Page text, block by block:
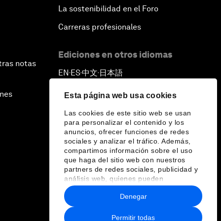
Esta página web usa cookies
Las cookies de este sitio web se usan
para personalizar el contenido y los
anuncios, ofrecer funciones de redes
sociales y analizar el tráfico. Además,
compartimos información sobre el uso
que haga del sitio web con nuestros
partners de redes sociales, publicidad y
análisis web, quienes pueden
combinarla con otra información que les
haya proporcionado o que hayan
recopilado a partir del uso que haya
hecho de sus servicios.
Permitir todas
Denegar
notas
La sostenibilidad en el Foro
Carreras profesionales
Ediciones en otros idiomas
EN ▪ ES▪中文▪ 日本語